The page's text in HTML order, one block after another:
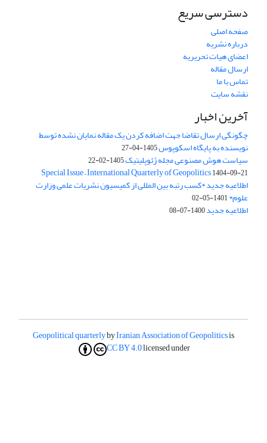
دسترسی سریع
صفحه اصلی
درباره نشریه
اعضای هیات تحریریه
ارسال مقاله
تماس با ما
نقشه سایت
آخرین اخبار
چگونگی ارسال تقاضا جهت اضافه کردن یک مقاله نمایان نشده توسط
نویسنده به پایگاه اسکوپوس1405-04-27
سیاست هوش مصنوعی مجله ژئوپلیتیک1405-02-22
Special Issue – International Quarterly of Geopolitics1404-09-21
اطلاعیه جدید *کسب رتبه بین المللی از کمیسیون نشریات علمی وزارت
علوم*1401-05-02
اطلاعیه جدید1400-07-08
Geopolitical quarterlybyIranian Association of Geopoliticsis
licensed under
CC BY 4.0